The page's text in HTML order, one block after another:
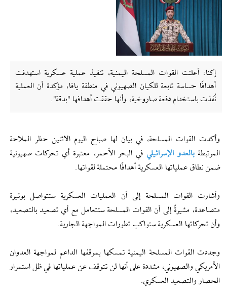
إکنا: أعلنت القوات المسلحة اليمنية، تنفيذ عملية عسكرية استهدفت
أهدافًا حساسة تابعة للكيان الصهيوني في منطقة يافا، مؤكدة أن العملية
نُفذت باستخدام دفعة صاروخية، وأنها حققت أهدافها "بدقة".
وأكدت القوات المسلحة، في بيان لها صباح اليوم الاثنين حظر الملاحة
المرتبطةبالعدو الإسرائيليفي البحر الأحمر، معتبرة أي تحركات صهيونية
ضمن نطاق عملياتها العسكرية أهدافًا محتملة لقواتها.
وأشارت القوات المسلحة إلى أن العمليات العسكرية ستتواصل بوتيرة
متصاعدة، مشيرةً إلى أن القوات المسلحة ستتعامل مع أي تصعيد بالتصعيد،
وأن تحركاتها العسكرية ستواكب تطورات المواجهة الجارية.
وجددت القوات المسلحة اليمنية تمسكها بموقفها الداعم لمواجهة العدوان
الأمريكي والصهيوني، مشددة على أنها لن تتوقف عن عملياتها في ظل استمرار
الحصار والتصعيد العسكري.